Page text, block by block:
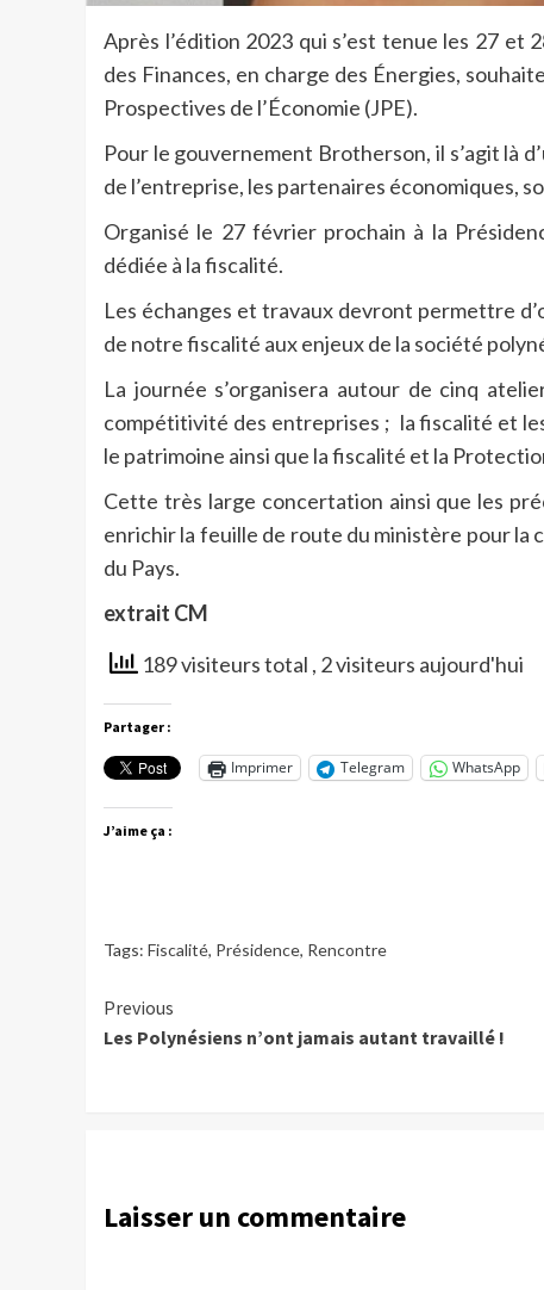
Après l’édition 2023 qui s’est tenue les 27 et
des Finances, en charge des Énergies,
Prospectives de l’Économie (JPE).
Pour le gouvernement Brotherson, il s’agit là
de l’entreprise, les partenaires économiques,
Organisé le 27 février prochain à la
dédiée à la fiscalité.
Les échanges et travaux devront permettre
de notre fiscalité aux enjeux de la société
La journée s’organisera autour de cinq
compétitivité des entreprises ; la fiscalité et
le patrimoine ainsi que la fiscalité et la
Cette très large concertation ainsi que les
enrichir la feuille de route du ministère pour la
du Pays.
extrait CM
189 visiteurs total , 2 visiteurs aujourd'hui
Partager :
Imprimer Telegram WhatsApp
J’aime ça :
Tags: Fiscalité, Présidence, Rencontre
Continue
Reading
Previous
Les Polynésiens n’ont jamais autant travaillé !
Laisser un commentaire